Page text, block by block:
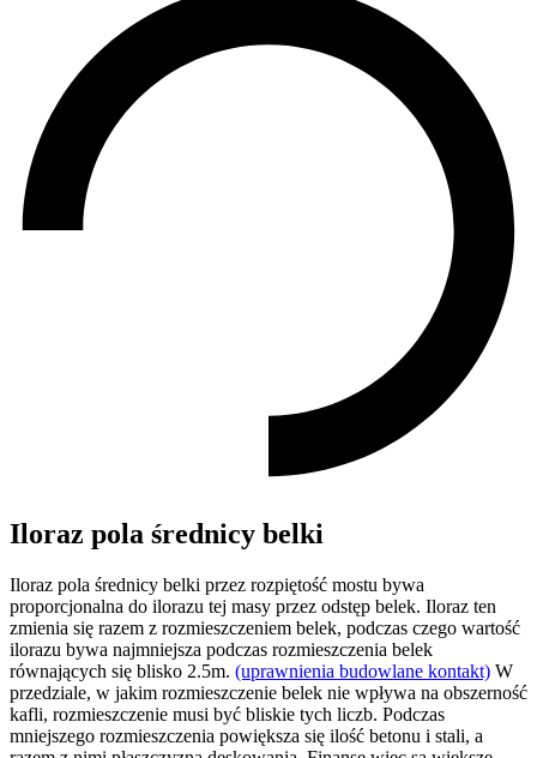
Iloraz pola średnicy belki
Iloraz pola średnicy belki przez rozpiętość mostu bywa
proporcjonalna do ilorazu tej masy przez odstęp belek. Iloraz ten
zmienia się razem z rozmieszczeniem belek, podczas czego wartość
ilorazu bywa najmniejsza podczas rozmieszczenia belek
równających się blisko 2.5m. (uprawnienia budowlane kontakt) W
przedziale, w jakim rozmieszczenie belek nie wpływa na obszerność
kafli, rozmieszczenie musi być bliskie tych liczb. Podczas
mniejszego rozmieszczenia powiększa się ilość betonu i stali, a